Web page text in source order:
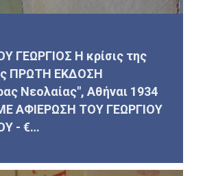
ΓΕΩΡΓΙΟΣ Η κρίσις της
ΠΡΩΤΗ ΕΚΔΟΣΗ
Νεολαίας", Αθήναι 1934
ΑΦΙΕΡΩΣΗ ΤΟΥ ΓΕΩΡΓΙΟΥ
- €…